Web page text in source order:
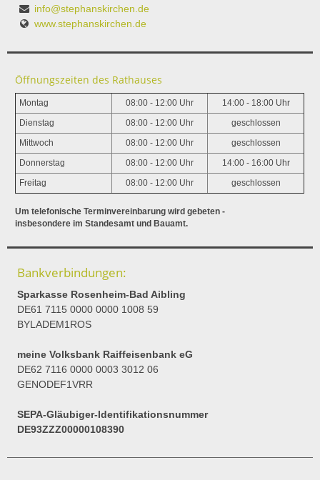
info@stephanskirchen.de
www.stephanskirchen.de
Öffnungszeiten des Rathauses
Montag 08:00 - 12:00 Uhr 14:00 - 18:00 Uhr
Dienstag 08:00 - 12:00 Uhr geschlossen
Mittwoch 08:00 - 12:00 Uhr geschlossen
Donnerstag 08:00 - 12:00 Uhr 14:00 - 16:00 Uhr
Freitag 08:00 - 12:00 Uhr geschlossen
Um telefonische Terminvereinbarung wird gebeten -
insbesondere im Standesamt und Bauamt.
Bankverbindungen:
Sparkasse Rosenheim-Bad Aibling
DE61 7115 0000 0000 1008 59
BYLADEM1ROS
meine Volksbank Raiffeisenbank eG
DE62 7116 0000 0003 3012 06
GENODEF1VRR
SEPA-Gläubiger-Identifikationsnummer
DE93ZZZ00000108390